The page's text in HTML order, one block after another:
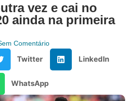
vez e cai no
ainda na primeira
Comentário
Twitter LinkedIn
WhatsApp